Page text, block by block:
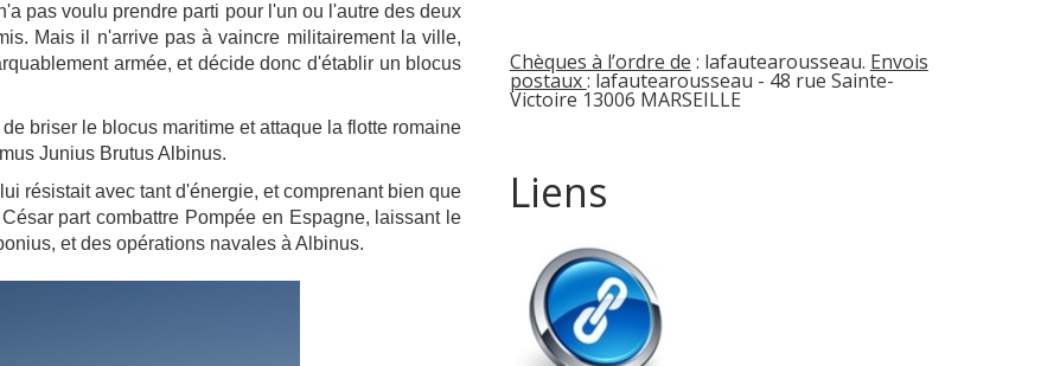
pas voulu prendre parti pour l'un ou l'autre des deux
Mais il n'arrive pas à vaincre militairement la ville,
armée, et décide donc d'établir un blocus
briser le blocus maritime et attaque la flotte romaine
Junius Brutus Albinus.
résistait avec tant d'énergie, et comprenant bien que
part combattre Pompée en Espagne, laissant le
et des opérations navales à Albinus.
Chèques à l’ordre de : lafautearousseau. Envois
postaux: lafautearousseau - 48 rue Sainte-
Victoire 13006 MARSEILLE
Liens